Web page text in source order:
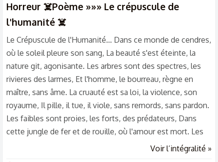
chagrin immense. Aujourd'hui, nous pleurons cet...
Horreur ☠️Poème »»» Le crépuscule de
l'humanité ☠️
Le Crépuscule de l'Humanité... Dans ce monde de cendres,
où le soleil pleure son sang, La beauté s'est éteinte, la
nature git, agonisante. Les arbres sont des spectres, les
rivieres des larmes, Et l'homme, le bourreau, règne en
maître, sans âme. La cruauté est sa loi, la violence, son
royaume, Il pille, il tue, il viole, sans remords, sans pardon.
Les faibles sont proies, les forts, des prédateurs, Dans
cette jungle de fer et de rouille, où l'amour est mort. Les
villes sont des tombeaux, les routes, des arteres brisées,
Voir l’intégralité »